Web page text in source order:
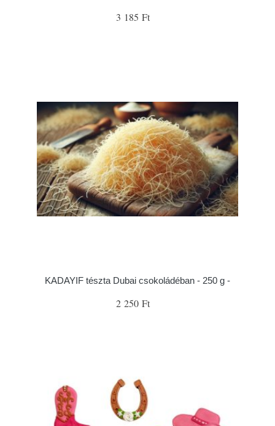
3 185 Ft
KADAYIF tészta Dubai csokoládéban - 250 g -
2 250 Ft